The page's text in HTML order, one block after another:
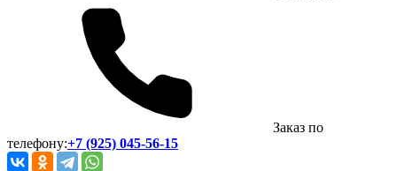
Заказ по
телефону:+7 (925) 045-56-15